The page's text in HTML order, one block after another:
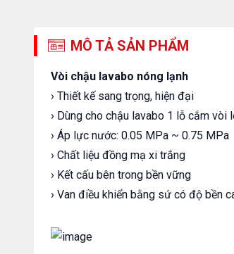
MÔ TẢ SẢN PHẨM
Vòi chậu lavabo nóng lạnh
› Thiết kế sang trọng, hiện đại
› Dùng cho chậu lavabo 1 lỗ cắm vòi
› Áp lực nước: 0.05 MPa ~ 0.75 MPa
› Chất liệu đồng mạ xi trắng
› Kết cấu bên trong bền vững
› Van điều khiển bằng sứ có độ bền